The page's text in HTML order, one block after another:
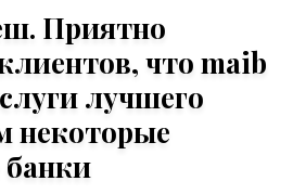
Приятно
что maib
лучшего
некоторые
банки